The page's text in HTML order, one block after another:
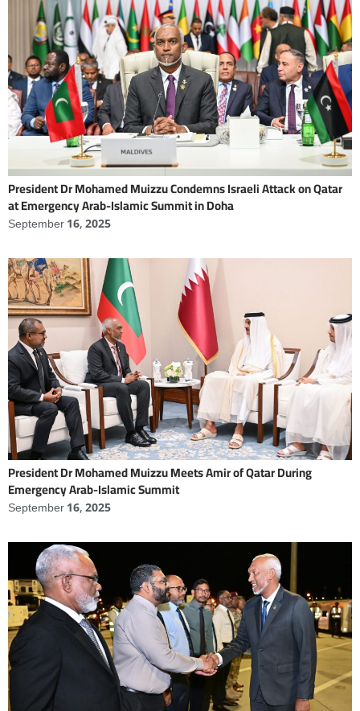
President Dr Mohamed Muizzu Condemns Israeli Attack on Qatar
at Emergency Arab-Islamic Summit in Doha
September 16, 2025
President Dr Mohamed Muizzu Meets Amir of Qatar During
Emergency Arab-Islamic Summit
September 16, 2025